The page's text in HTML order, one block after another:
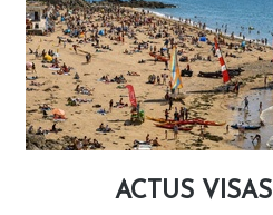
ACTUS VISAS